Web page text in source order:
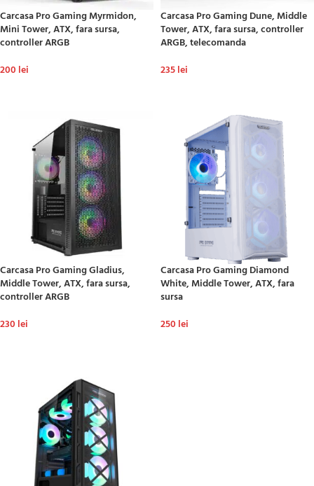
Carcasa Pro Gaming Myrmidon,
Mini Tower, ATX, fara sursa,
controller ARGB
200 lei
Carcasa Pro Gaming Dune, Middle
Tower, ATX, fara sursa, controller
ARGB, telecomanda
235lei
Carcasa Pro Gaming Gladius,
Middle Tower, ATX, fara sursa,
controller ARGB
230 lei
Carcasa Pro Gaming Diamond
White, Middle Tower, ATX, fara
sursa
250 lei